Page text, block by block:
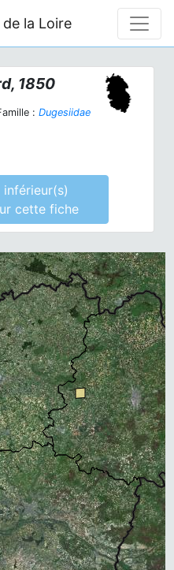
la Loire
1850
: Dugesiidae
agrégé(s) sur cette fiche